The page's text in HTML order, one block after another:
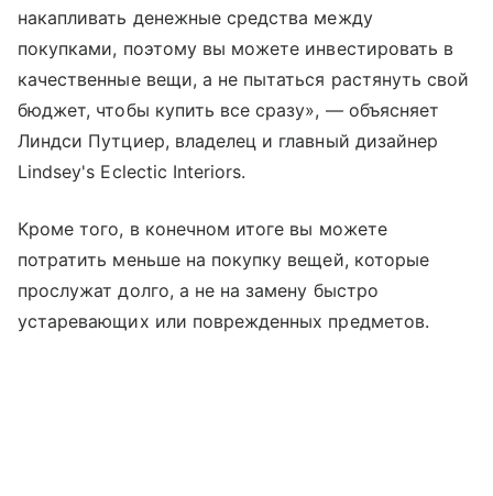
накапливать денежные средства между
покупками, поэтому вы можете инвестировать в
качественные вещи, а не пытаться растянуть свой
бюджет, чтобы купить все сразу», — объясняет
Линдси Путциер, владелец и главный дизайнер
Lindsey's Eclectic Interiors.
Кроме того, в конечном итоге вы можете
потратить меньше на покупку вещей, которые
прослужат долго, а не на замену быстро
устаревающих или поврежденных предметов.